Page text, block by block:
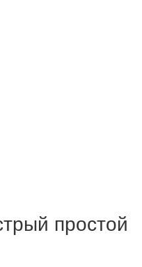
простой